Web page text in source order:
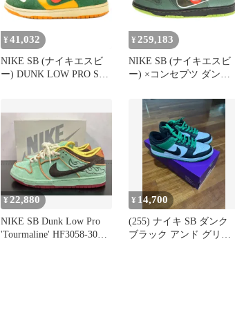
¥ 41,032
NIKE SB (ナイキエスビ
ー) DUNK LOW PRO SB
トスニーカー グリーン
US9.5/27.5cm 304292-132
¥ 259,183
NIKE SB (ナイキエスビ
ー) ×コンセプツ ダンク
ローカットスニーカー
US8.5/26.5cm グリーン/ブ
ラック BV1310-337
¥22,880
NIKE SB Dunk Low Pro
'Tourmaline' HF3058-300
¥ 14,700
(255) ナイキ SB ダンク
ブラック アンド グリー